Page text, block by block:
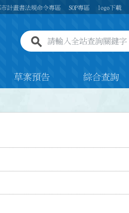
市計畫書法規命令專區 SOP專區 logo下載
全站查詢關鍵字欄位
草案預告 綜合查詢